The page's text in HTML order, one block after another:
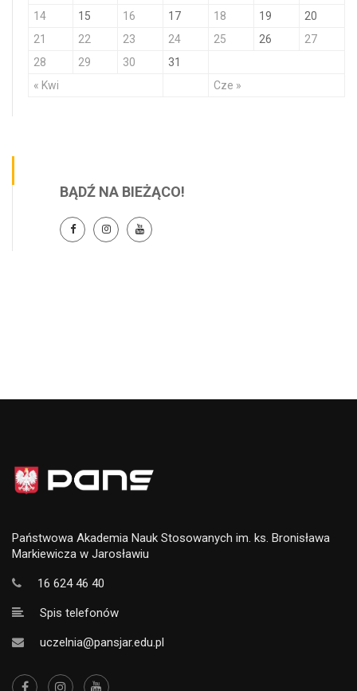
« Kwi Cze »
14 15 16 17 18 19
20
21
22 23 24 25 26
27
28
29 30 31
BĄDŹ NA BIEŻĄCO!
Państwowa Akademia Nauk Stosowanych im. ks. Bronisława
Markiewicza w Jarosławiu
16 624 46 40
Spis telefonów
uczelnia@pansjar.edu.pl